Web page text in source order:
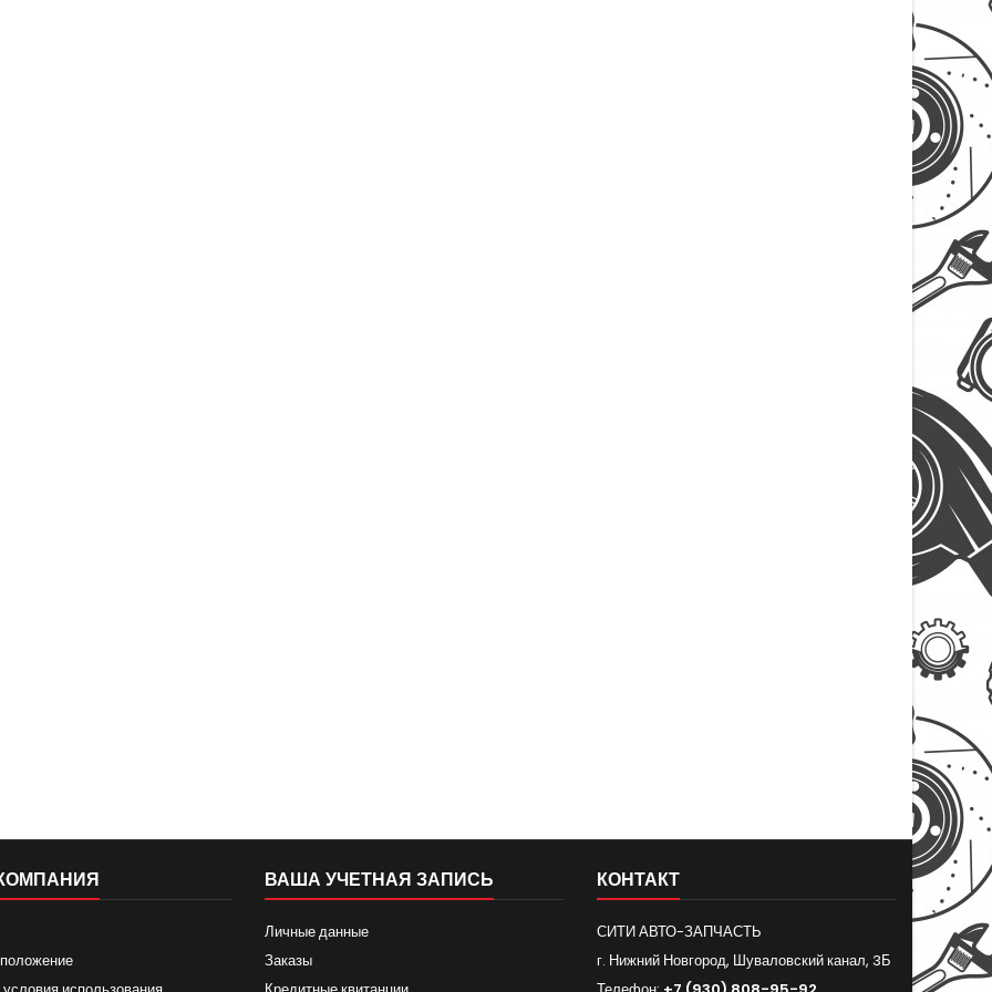
ВАША УЧЕТНАЯ ЗАПИСЬ
Личные данные
Заказы
КОНТАКТ
СИТИ АВТО-ЗАПЧАСТЬ
г. Нижний Новгород, Шуваловский канал, 3Б